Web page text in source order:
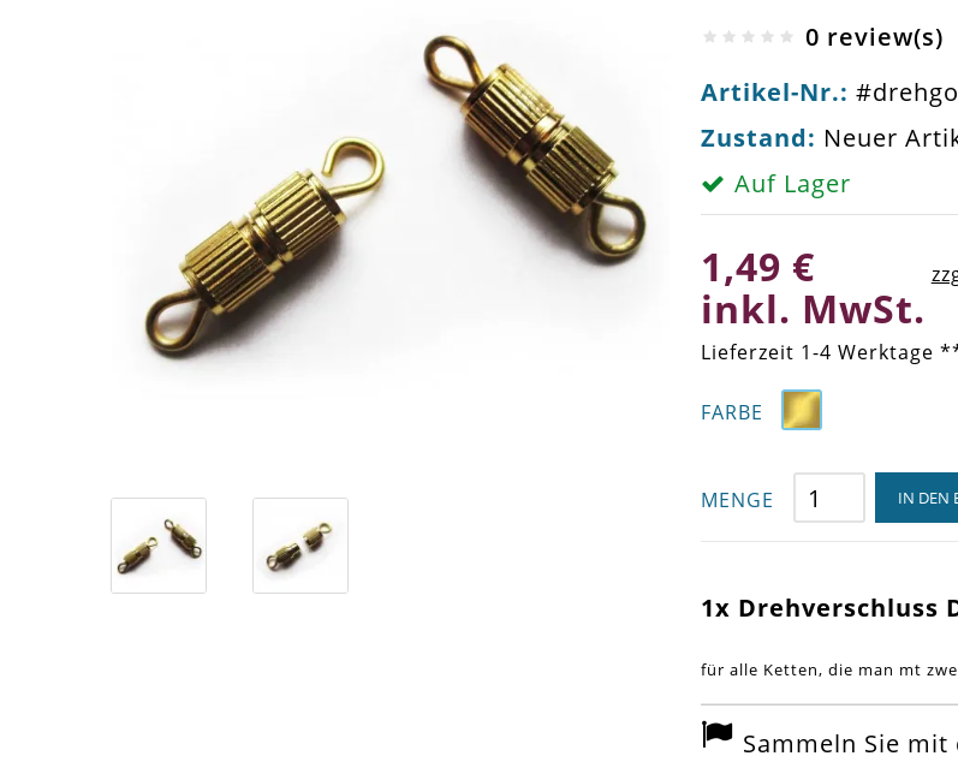
0 review(s)
Artikel-Nr.:
Zustand: Neuer
Auf Lager
1,49 €
inkl. MwSt.
Lieferzeit 1-4 Werktage
FARBE
MENGE IN DEN
1x Drehverschluss
für alle Ketten, die man mt
Sammeln Sie